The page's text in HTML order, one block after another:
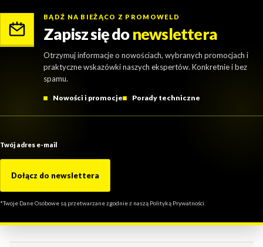
BĄDŹ NA BIEŻĄCO Z PROMOWELD
Zapisz się donewslettera
Otrzymuj informacje o nowościach, wybranych promocjach i
praktyczne wskazówki naszych ekspertów. Konkretnie i bez
spamu.
Nowości i promocje Porady techniczne
Twój adres e-mail
Dołącz do newslettera
*Twoje Dane Osobowe są przetwarzane zgodnie z naszą Polityką Prywatności.